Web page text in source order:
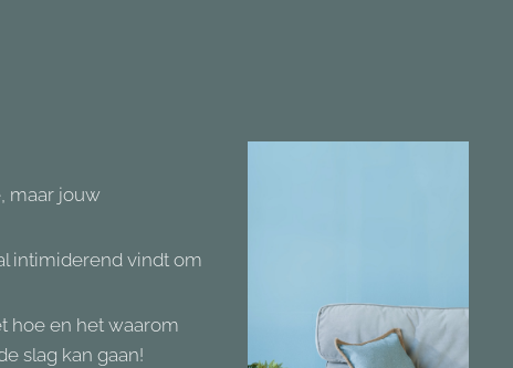
maar jouw
intimiderend vindt om
hoe en het waarom
slag kan gaan!